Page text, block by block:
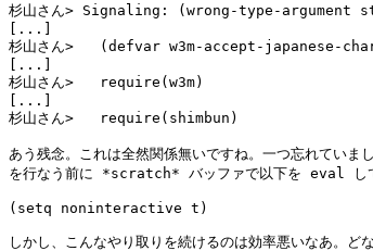
杉山さん> Signaling: (wrong-type-
[...]
杉山さん>   (defvar w3m-accept-japanese-
[...]
杉山さん>   require(w3m)
[...]
杉山さん>   require(shimbun)
あう残念。これは全然関係無いですね。一つ忘れていま
を行なう前に *scratch* バッファで以下を eval して
(setq noninteractive t)
しかし、こんなやり取りを続けるのは効率悪いなあ。ど